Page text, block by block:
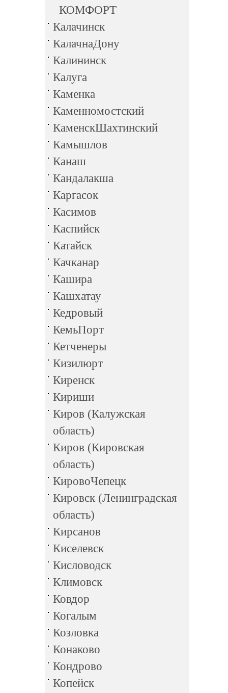
КОМФОРТ
Калачинск
КалачнаДону
Калининск
Калуга
Каменка
Каменномостский
КаменскШахтинский
Камышлов
Канаш
Кандалакша
Каргасок
Касимов
Каспийск
Катайск
Качканар
Кашира
Кашхатау
Кедровый
КемьПорт
Кетченеры
Кизилюрт
Киренск
Кириши
Киров (Калужская
область)
Киров (Кировская
область)
КировоЧепецк
Кировск (Ленинградская
область)
Кирсанов
Киселевск
Кисловодск
Климовск
Ковдор
Когалым
Козловка
Конаково
Кондрово
Копейск